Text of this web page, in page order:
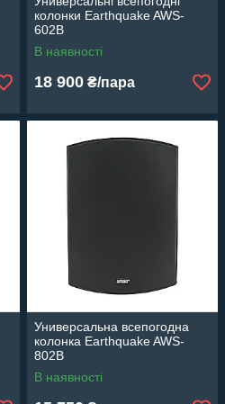
колонки Earthquake AWS-
602B
В наявності
18 900 ₴/пара
Универсальна всепогодна
колонка Earthquake AWS-
802B
В наявності